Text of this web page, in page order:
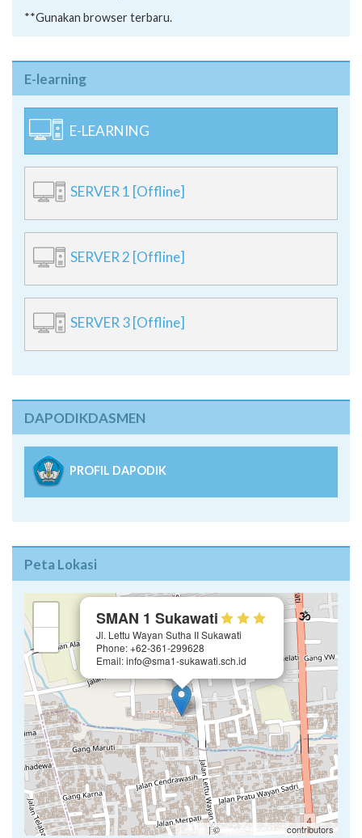
**Gunakan browser terbaru.
E-learning
E-LEARNING
SERVER 1 [Offline]
SERVER 2 [Offline]
SERVER 3 [Offline]
DAPODIKDASMEN
PROFIL DAPODIK
Peta Lokasi
SMAN 1 Sukawati
Jl. Lettu Wayan Sutha II Sukawati
Phone: +62-361-299628
Email: info@sma1-sukawati.sch.id
Leaflet | ©OpenStreetMap contributors